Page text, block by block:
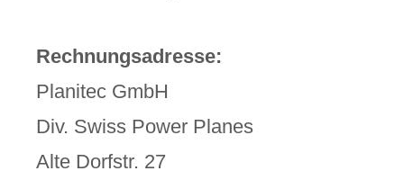
Rechnungsadresse:
Planitec GmbH
Div. Swiss Power Planes
Alte Dorfstr. 27